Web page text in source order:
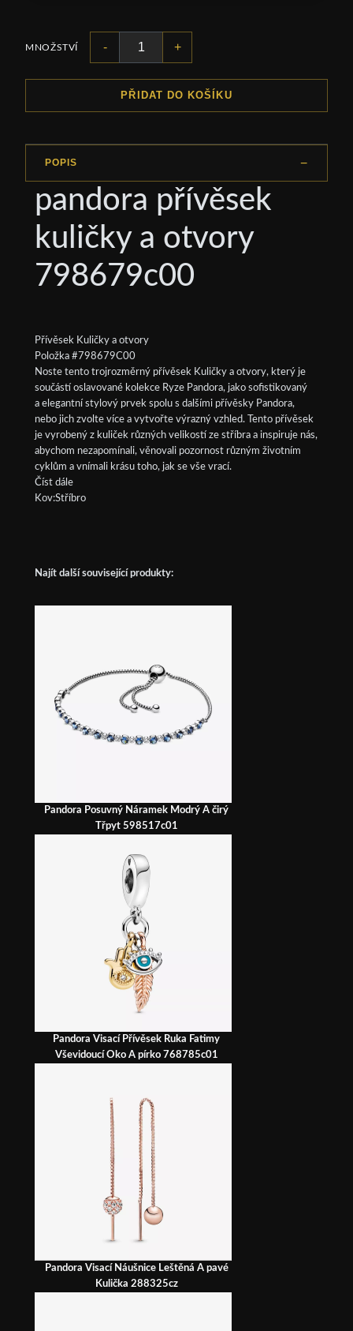
MNOŽSTVÍ - +
PŘIDAT DO KOŠÍKU
POPIS
pandora přívěsek
kuličky a otvory
798679c00
Přívěsek Kuličky a otvory
Položka #798679C00
Noste tento trojrozměrný přívěsek Kuličky a otvory, který je
součástí oslavované kolekce Ryze Pandora, jako sofistikovaný
a elegantní stylový prvek spolu s dalšími přívěsky Pandora,
nebo jich zvolte více a vytvořte výrazný vzhled. Tento přívěsek
je vyrobený z kuliček různých velikostí ze stříbra a inspiruje nás,
abychom nezapomínali, věnovali pozornost různým životním
cyklům a vnímali krásu toho, jak se vše vrací.
Číst dále
Kov:Stříbro
Najít další související produkty:
Pandora Posuvný Náramek Modrý A čirý
Třpyt 598517c01
Pandora Visací Přívěsek Ruka Fatimy
Vševidoucí Oko A pírko 768785c01
Pandora Visací Náušnice Leštěná A pavé
Kulička 288325cz